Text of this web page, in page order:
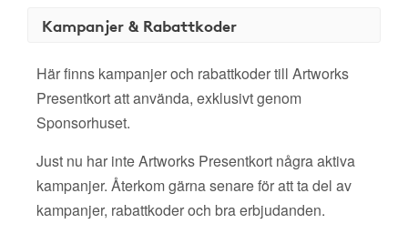
Kampanjer & Rabattkoder
Här finns kampanjer och rabattkoder till Artworks
Presentkort att använda, exklusivt genom
Sponsorhuset.
Just nu har inte Artworks Presentkort några aktiva
kampanjer. Återkom gärna senare för att ta del av
kampanjer, rabattkoder och bra erbjudanden.